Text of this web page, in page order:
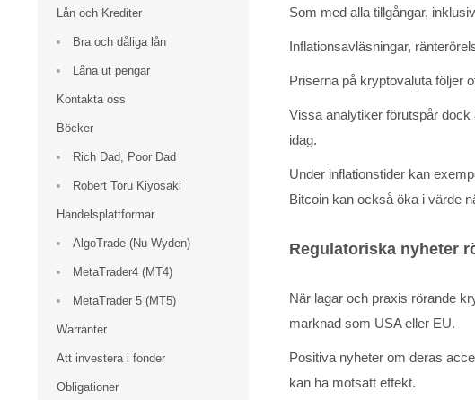
Som med alla tillgångar,
Inflationsavläsningar,
Priserna på kryptovaluta följer
Vissa analytiker förutspår dock
idag.
Under inflationstider kan
Bitcoin kan också öka i värde
Regulatoriska nyheter
När lagar och praxis rörande
marknad som USA eller EU.
Positiva nyheter om deras
kan ha motsatt effekt.
Lån och Krediter
Bra och dåliga lån
Låna ut pengar
Kontakta oss
Böcker
Rich Dad, Poor Dad
Robert Toru Kiyosaki
Handelsplattformar
AlgoTrade (Nu Wyden)
MetaTrader4 (MT4)
MetaTrader 5 (MT5)
Warranter
Att investera i fonder
Obligationer